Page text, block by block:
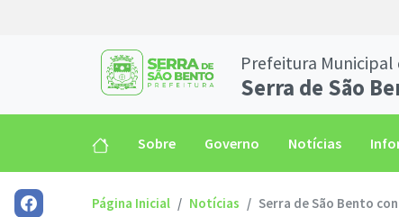
Prefeitura Municipal
Serra de São
Sobre Governo Notícias
Página Inicial Notícias Serra de São Bento